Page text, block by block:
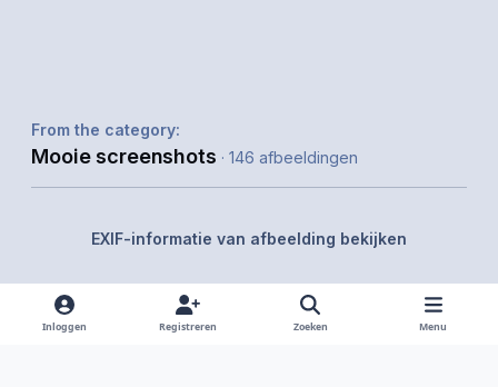
From the category:
Mooie screenshots · 146 afbeeldingen
EXIF-informatie van afbeelding bekijken
Inloggen Registreren Zoeken Menu